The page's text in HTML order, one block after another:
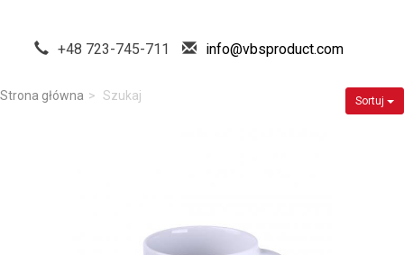
+48 723-745-711 info@vbsproduct.com
Strona główna Szukaj Sortuj